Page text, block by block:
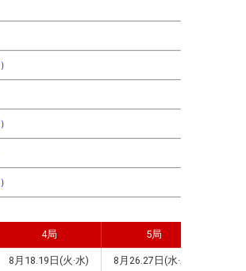
4局 5局
8月18.19日(火·水)
8月26.27日(水·木)